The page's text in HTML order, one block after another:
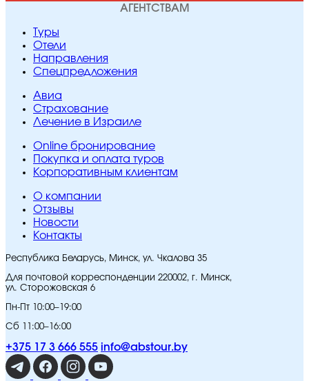
АГЕНТСТВАМ
Туры
Отели
Направления
Спецпредложения
Авиа
Страхование
Лечение в Израиле
Online бронирование
Покупка и оплата туров
Корпоративным клиентам
O компании
Отзывы
Новости
Контакты
Республика Беларусь, Минск, ул. Чкалова 35
Для почтовой корреспонденции 220002, г. Минск,
ул. Сторожовская 6
Пн-Пт 10:00–19:00
Сб 11:00–16:00
+375 17 3 666 555 info@abstour.by